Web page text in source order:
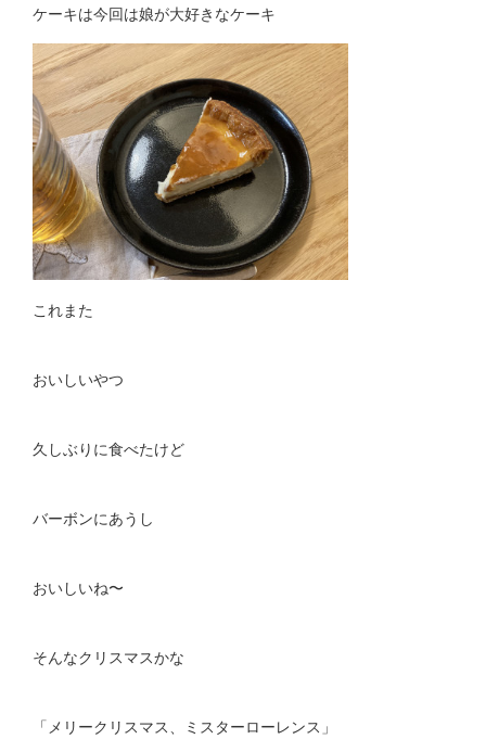
ケーキは今回は娘が大好きなケーキ
これまた
おいしいやつ
久しぶりに食べたけど
バーボンにあうし
おいしいね〜
そんなクリスマスかな
「メリークリスマス、ミスターローレンス」